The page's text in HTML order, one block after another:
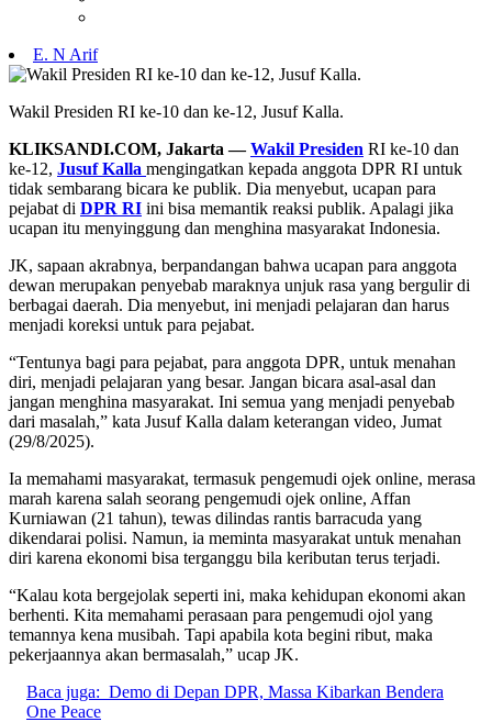
E. N Arif
Wakil Presiden RI ke-10 dan ke-12, Jusuf Kalla.
KLIKSANDI.COM, Jakarta —Wakil Presiden RI ke-10 dan
ke-12, Jusuf Kalla mengingatkan kepada anggota DPR RI untuk
tidak sembarang bicara ke publik. Dia menyebut, ucapan para
pejabat di DPR RI ini bisa memantik reaksi publik. Apalagi jika
ucapan itu menyinggung dan menghina masyarakat Indonesia.
JK, sapaan akrabnya, berpandangan bahwa ucapan para anggota
dewan merupakan penyebab maraknya unjuk rasa yang bergulir di
berbagai daerah. Dia menyebut, ini menjadi pelajaran dan harus
menjadi koreksi untuk para pejabat.
“Tentunya bagi para pejabat, para anggota DPR, untuk menahan
diri, menjadi pelajaran yang besar. Jangan bicara asal-asal dan
jangan menghina masyarakat. Ini semua yang menjadi penyebab
dari masalah,” kata Jusuf Kalla dalam keterangan video, Jumat
(29/8/2025).
Ia memahami masyarakat, termasuk pengemudi ojek online, merasa
marah karena salah seorang pengemudi ojek online, Affan
Kurniawan (21 tahun), tewas dilindas rantis barracuda yang
dikendarai polisi. Namun, ia meminta masyarakat untuk menahan
diri karena ekonomi bisa terganggu bila keributan terus terjadi.
“Kalau kota bergejolak seperti ini, maka kehidupan ekonomi akan
berhenti. Kita memahami perasaan para pengemudi ojol yang
temannya kena musibah. Tapi apabila kota begini ribut, maka
pekerjaannya akan bermasalah,” ucap JK.
Baca juga: Demo di Depan DPR, Massa Kibarkan Bendera
One Peace